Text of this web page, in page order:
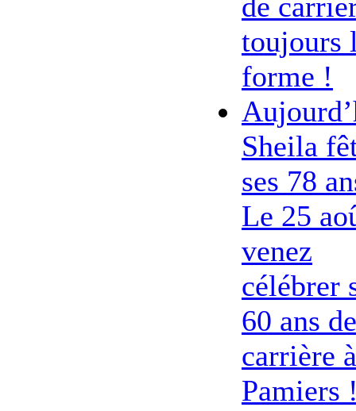
toujours
forme !
Sheila
ses 78
Le 25
venez
célébrer
60 ans de
carrière à
Pamiers